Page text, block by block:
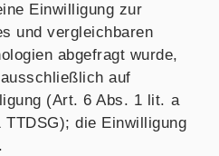
Einwilligung zur
und vergleichbaren
abgefragt wurde,
auf
(Art. 6 Abs. 1 lit. a
TTDSG); die Einwilligung